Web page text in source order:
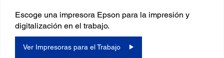
Escoge una impresora Epson para la impresión y
digitalización en el trabajo.
Ver Impresoras para el Trabajo